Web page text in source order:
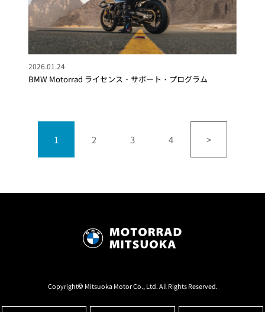
BMW Motorrad ライセンス・サポート・プログラム
2026.01.24
1 2 3 4 >
Copyright© Mitsuoka Motor Co., Ltd. All Rights Reserved.